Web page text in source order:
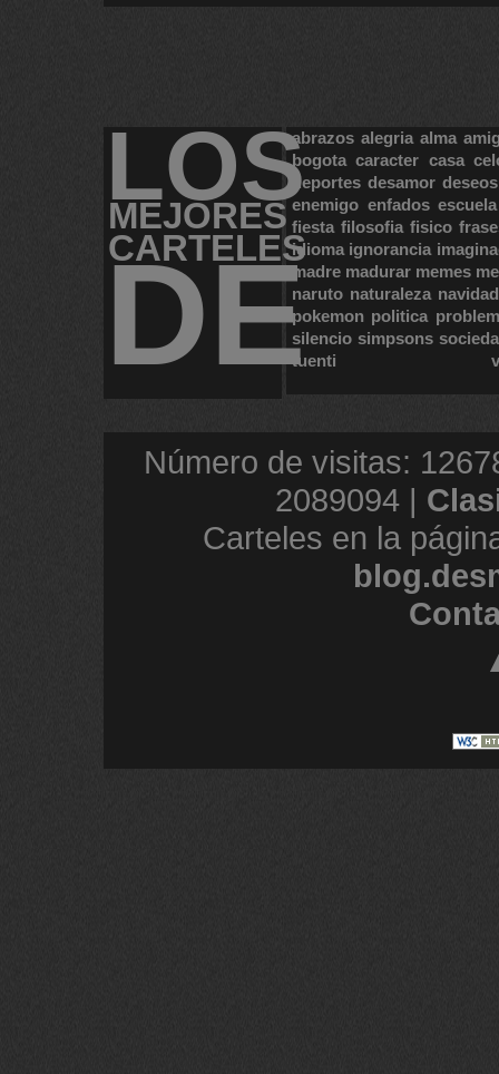
LOS
MEJORES
CARTELES
DE
abrazos alegria alma
bogota caracter casa
deportes desamor deseos
enemigo enfados escuela
fiesta filosofia fisico
idioma ignorancia
madre madurar memes
naruto naturaleza navidad
pokemon politica
silencio simpsons
tuenti
Número de visitas:
2089094 |
Carteles en la